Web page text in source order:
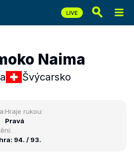
Naima
Švýcarsko
Hraje rukou:
Pravá
94. / 93.